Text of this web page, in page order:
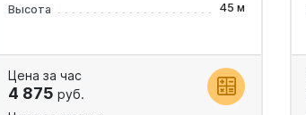
Высота 45 м
Цена за час
4 875 руб.